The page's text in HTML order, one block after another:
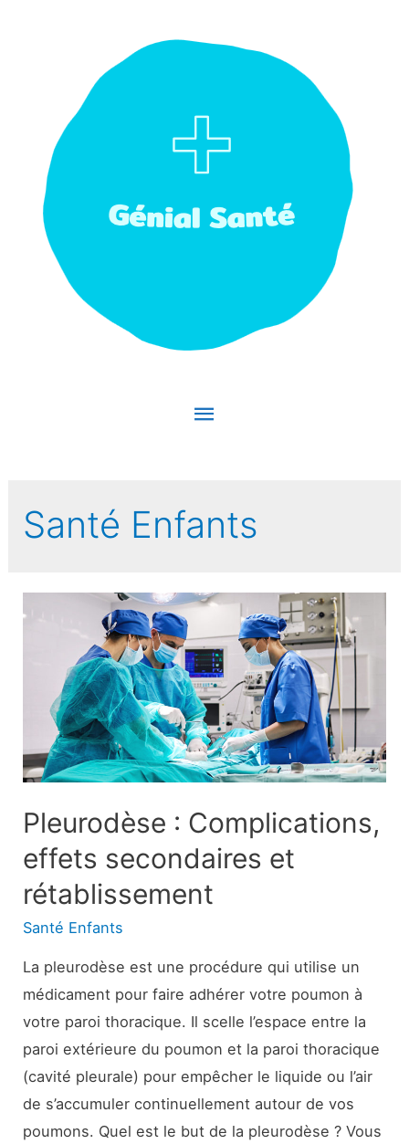
Menu
Santé Enfants
Pleurodèse : Complications,
effets secondaires et
rétablissement
Santé Enfants
La pleurodèse est une procédure qui utilise un
médicament pour faire adhérer votre poumon à
votre paroi thoracique. Il scelle l’espace entre la
paroi extérieure du poumon et la paroi thoracique
(cavité pleurale) pour empêcher le liquide ou l’air
de s’accumuler continuellement autour de vos
poumons. Quel est le but de la pleurodèse ? Vous